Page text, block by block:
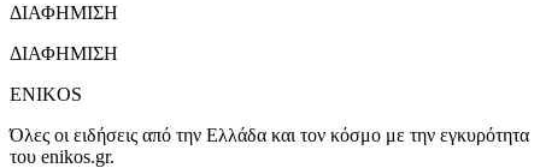
ΔΙΑΦΗΜΙΣΗ
ΔΙΑΦΗΜΙΣΗ
ENIKOS
Όλες οι ειδήσεις από την Ελλάδα και τον κόσμο με την εγκυρότητα
του enikos.gr.